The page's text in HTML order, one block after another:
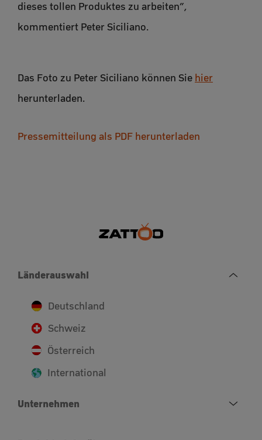
dieses tollen Produktes zu arbeiten”,
kommentiert Peter Siciliano.
Das Foto zu Peter Siciliano können Sie hier
herunterladen.
Pressemitteilung als PDF herunterladen
Länderauswahl
Deutschland
Schweiz
Österreich
International
Unternehmen